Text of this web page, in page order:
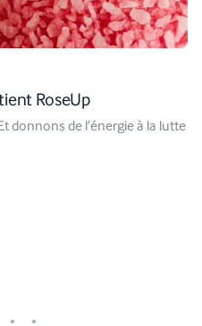
RoseUp
donnons de l’énergie à la lutte